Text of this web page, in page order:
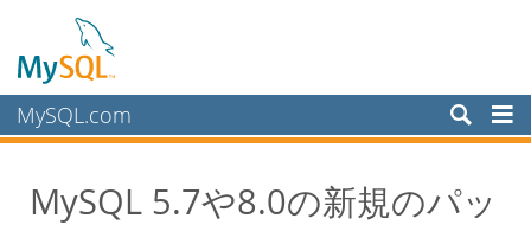
MySQL.com
Services
MySQL 5.7や8.0の新規のパッ